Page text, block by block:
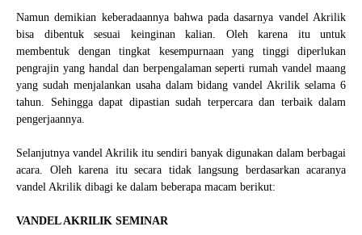
Namun demikian keberadaannya bahwa pada dasarnya vandel Akrilik
bisa dibentuk sesuai keinginan kalian. Oleh karena itu untuk
membentuk dengan tingkat kesempurnaan yang tinggi diperlukan
pengrajin yang handal dan berpengalaman seperti rumah vandel maang
yang sudah menjalankan usaha dalam bidang vandel Akrilik selama 6
tahun. Sehingga dapat dipastian sudah terpercara dan terbaik dalam
pengerjaannya.
Selanjutnya vandel Akrilik itu sendiri banyak digunakan dalam berbagai
acara. Oleh karena itu secara tidak langsung berdasarkan acaranya
vandel Akrilik dibagi ke dalam beberapa macam berikut:
VANDEL AKRILIK SEMINAR